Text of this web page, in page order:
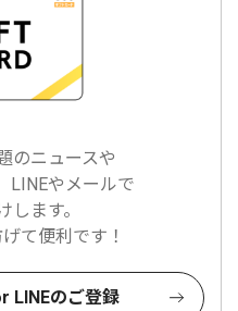
のニュースや
LINEやメールで
します。
て便利です！
LINEのご登録